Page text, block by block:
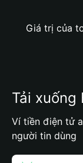
Giá trị của
Tải
Ví tiền điện tử
người tin dùng